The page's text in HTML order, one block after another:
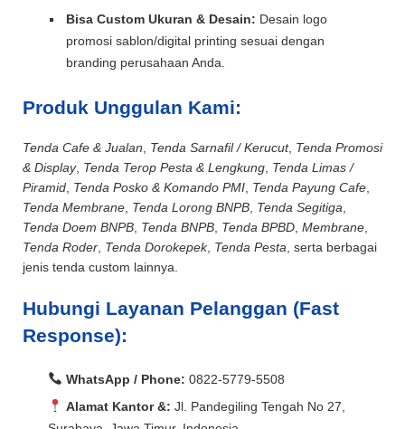
Bisa Custom Ukuran & Desain: Desain logo
promosi sablon/digital printing sesuai dengan
branding perusahaan Anda.
Produk Unggulan Kami:
Tenda Cafe & Jualan Tenda Sarnafil / Kerucut, Tenda Promosi
& Display, Tenda Terop Pesta & Lengkung Tenda Limas /
Piramid Tenda Posko & Komando PMI Tenda Payung Cafe
Tenda Membrane Tenda Lorong BNPB Tenda Segitiga
Tenda Doem BNPB Tenda BNPB Tenda BPBD Membrane
Tenda Roder Tenda Dorokepek, Tenda Pesta , serta berbagai
jenis tenda custom lainnya.
Hubungi Layanan Pelanggan (Fast
Response):
WhatsApp / Phone: 0822-5779-5508
Alamat Kantor &: Jl. Pandegiling Tengah No 27,